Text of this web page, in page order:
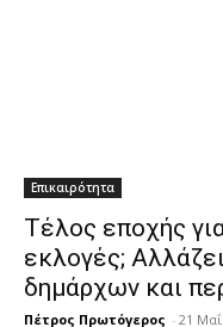
Επικαιρότητα
Τέλος εποχής
εκλογές;
δημάρχων και
Πέτρος Πρωτόγερος - 21